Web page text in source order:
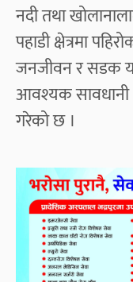
नदी तथा
पहाडी क्षेत्रमा
जनजीवन र सडक
आवश्यक सावधानी
गरेको छ ।